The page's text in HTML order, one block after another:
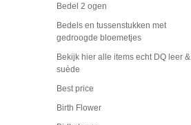
Bedel 2 ogen
Bedels en tussenstukken met
gedroogde bloemetjes
Bekijk hier alle items echt DQ leer &
suède
Best price
Birth Flower